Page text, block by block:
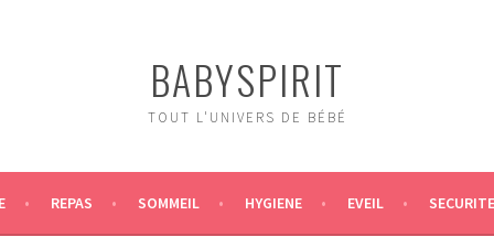
BABYSPIRIT
TOUT L'UNIVERS DE BÉBÉ
REPAS SOMMEIL HYGIENE EVEIL SECURITE